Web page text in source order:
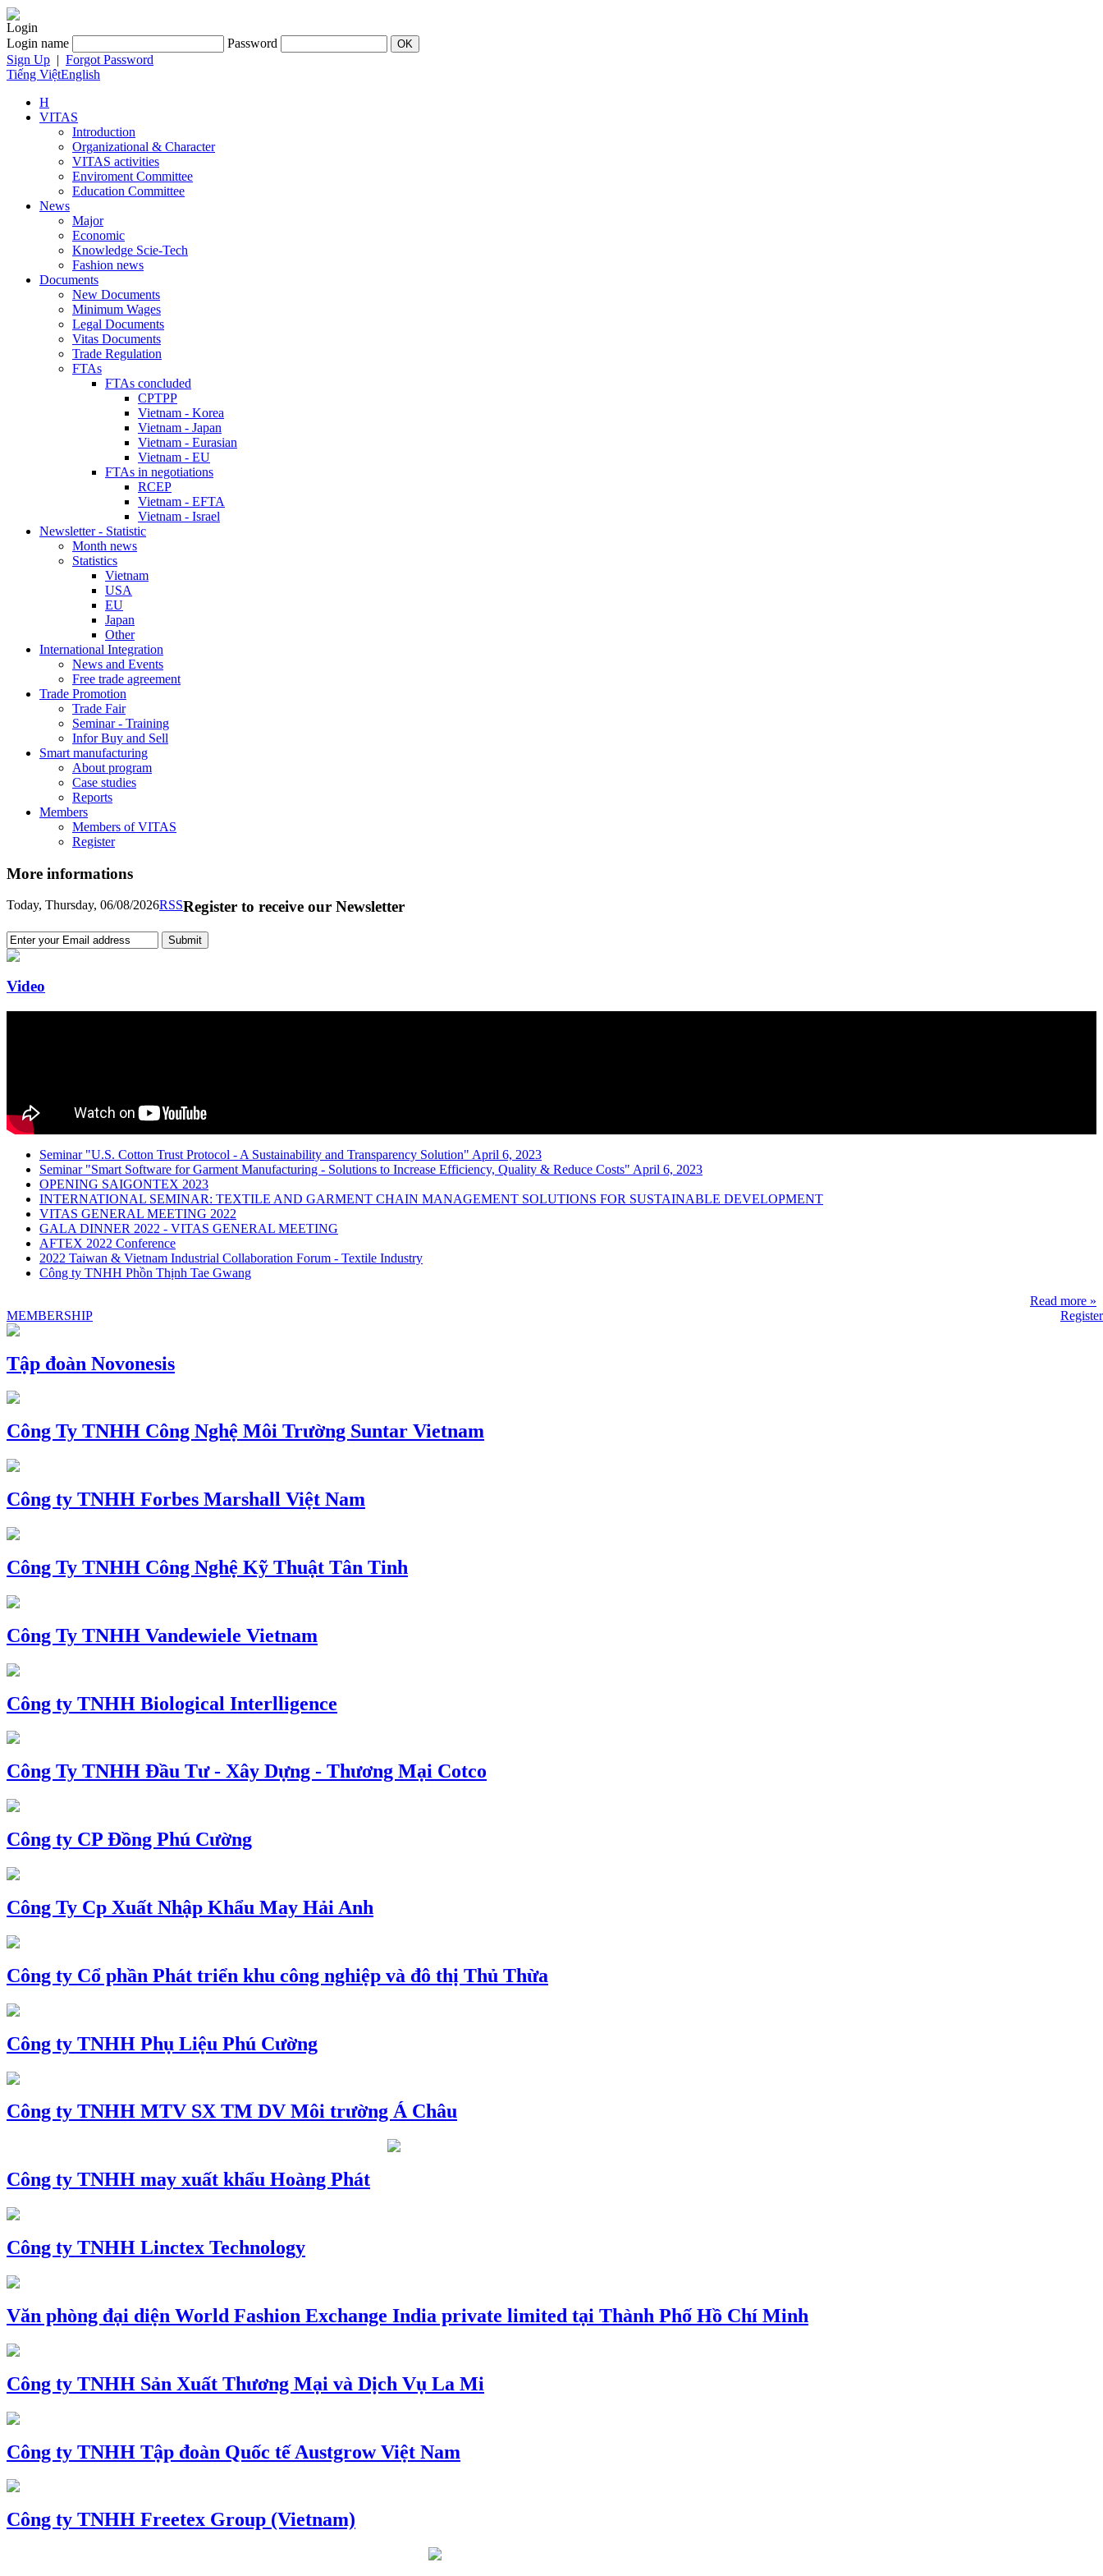
Login
Login name
Password
Sign Up | Forgot Password
Tiếng ViệtEnglish
H
VITAS
Introduction
Organizational & Character
VITAS activities
Enviroment Committee
Education Committee
News
Major
Economic
Knowledge Scie-Tech
Fashion news
Documents
New Documents
Minimum Wages
Legal Documents
Vitas Documents
Trade Regulation
FTAs
FTAs concluded
CPTPP
Vietnam - Korea
Vietnam - Japan
Vietnam - Eurasian
Vietnam - EU
FTAs in negotiations
RCEP
Vietnam - EFTA
Vietnam - Israel
Newsletter - Statistic
Month news
Statistics
Vietnam
USA
EU
Japan
Other
International Integration
News and Events
Free trade agreement
Trade Promotion
Trade Fair
Seminar - Training
Infor Buy and Sell
Smart manufacturing
About program
Case studies
Reports
Members
Members of VITAS
Register
More informations
Today, Thursday, 06/08/2026RSSRegister to receive our Newsletter
Video
Seminar "U.S. Cotton Trust Protocol - A Sustainability and Transparency Solution" April 6, 2023
Seminar "Smart Software for Garment Manufacturing - Solutions to Increase Efficiency, Quality & Reduce Costs" April 6, 2023
OPENING SAIGONTEX 2023
INTERNATIONAL SEMINAR: TEXTILE AND GARMENT CHAIN MANAGEMENT SOLUTIONS FOR SUSTAINABLE DEVELOPMENT
VITAS GENERAL MEETING 2022
GALA DINNER 2022 - VITAS GENERAL MEETING
AFTEX 2022 Conference
2022 Taiwan & Vietnam Industrial Collaboration Forum - Textile Industry
Công ty TNHH Phồn Thịnh Tae Gwang
Read more »
MEMBERSHIP
Register
Tập đoàn Novonesis
Công Ty TNHH Công Nghệ Môi Trường Suntar Vietnam
Công ty TNHH Forbes Marshall Việt Nam
Công Ty TNHH Công Nghệ Kỹ Thuật Tân Tinh
Công Ty TNHH Vandewiele Vietnam
Công ty TNHH Biological Interlligence
Công Ty TNHH Đầu Tư - Xây Dựng - Thương Mại Cotco
Công ty CP Đồng Phú Cường
Công Ty Cp Xuất Nhập Khẩu May Hải Anh
Công ty Cổ phần Phát triển khu công nghiệp và đô thị Thủ Thừa
Công ty TNHH Phụ Liệu Phú Cường
Công ty TNHH MTV SX TM DV Môi trường Á Châu
Công ty TNHH may xuất khẩu Hoàng Phát
Công ty TNHH Linctex Technology
Văn phòng đại diện World Fashion Exchange India private limited tại Thành Phố Hồ Chí Minh
Công ty TNHH Sản Xuất Thương Mại và Dịch Vụ La Mi
Công ty TNHH Tập đoàn Quốc tế Austgrow Việt Nam
Công ty TNHH Freetex Group (Vietnam)